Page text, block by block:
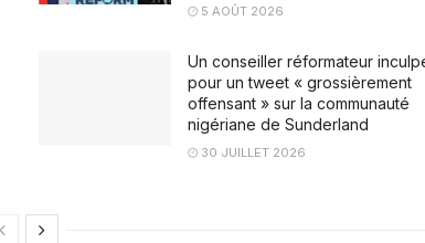
5 AOÛT 2026
Un conseiller réformateur
pour un tweet « grossièrement
offensant » sur la communauté
nigériane de Sunderland
30 JUILLET 2026